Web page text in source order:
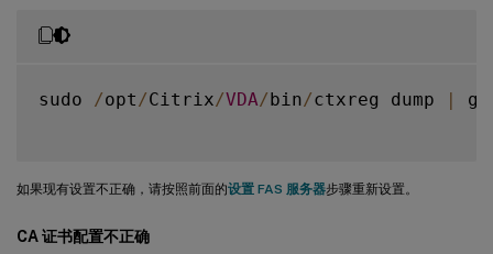
sudo /opt /Citrix/VDA/bin/ctxreg dump |
如果现有设置不正确，请按照前面的设置 FAS 服务器步骤重新设置。
CA 证书配置不正确